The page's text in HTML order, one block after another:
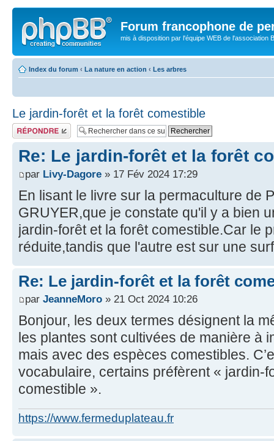
Forum francophone de
mis à disposition par l'équipe WEB de l'association
Index du forum ‹ La nature en action ‹ Les arbres
Le jardin-forêt et la forêt comestible
Publier une
réponse
Re: Le jardin-forêt et la forêt
par Livy-Dagore » 17 Fév 2024 17:29
En lisant le livre sur la permaculture de
GRUYER,que je constate qu'il y a bien
jardin-forêt et la forêt comestible.Car le
réduite,tandis que l'autre est sur une
Re: Le jardin-forêt et la forêt
par JeanneMoro » 21 Oct 2024 10:26
Bonjour, les deux termes désignent la
les plantes sont cultivées de manière à
mais avec des espèces comestibles.
vocabulaire, certains préfèrent « jardin-
comestible ».
https://www.fermeduplateau.fr